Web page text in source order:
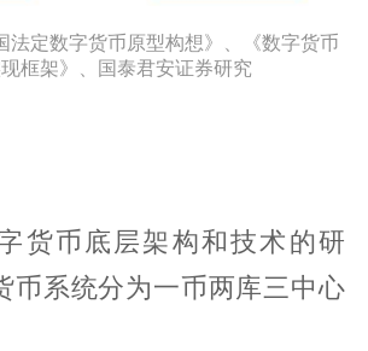
法定数字货币原型构想》、《数字货币
框架》、国泰君安证券研究
货币底层架构和技术的研
币系统分为一币两库三中心